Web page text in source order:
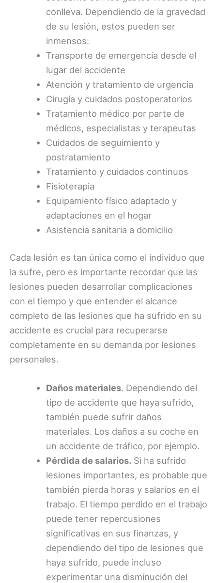
conlleva. Dependiendo de la gravedad
de su lesión, estos pueden ser
inmensos:
Transporte de emergencia desde el
lugar del accidente
Atención y tratamiento de urgencia
Cirugía y cuidados postoperatorios
Tratamiento médico por parte de
médicos, especialistas y terapeutas
Cuidados de seguimiento y
postratamiento
Tratamiento y cuidados continuos
Fisioterapia
Equipamiento físico adaptado y
adaptaciones en el hogar
Asistencia sanitaria a domicilio
Cada lesión es tan única como el individuo que
la sufre, pero es importante recordar que las
lesiones pueden desarrollar complicaciones
con el tiempo y que entender el alcance
completo de las lesiones que ha sufrido en su
accidente es crucial para recuperarse
completamente en su demanda por lesiones
personales.
Daños materiales. Dependiendo del
tipo de accidente que haya sufrido,
también puede sufrir daños
materiales. Los daños a su coche en
un accidente de tráfico, por ejemplo.
Pérdida de salarios. Si ha sufrido
lesiones importantes, es probable que
también pierda horas y salarios en el
trabajo. El tiempo perdido en el trabajo
puede tener repercusiones
significativas en sus finanzas, y
dependiendo del tipo de lesiones que
haya sufrido, puede incluso
experimentar una disminución del